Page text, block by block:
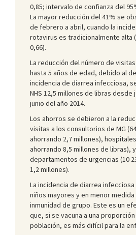
0,85; intervalo de confianza del
La mayor reducción del 41% se
de febrero a abril, cuando la
rotavirus es tradicionalmente alta
0,66).
La reducción del número de visitas
hasta 5 años de edad, debido al
incidencia de diarrea infecciosa,
NHS 12,5 millones de libras desde
junio del año 2014.
Los ahorros se debieron a la
visitas a los consultorios de MG
ahorrando 2,7 millones),
ahorrando 8,5 millones de libras),
departamentos de urgencias (10
1,2 millones).
La incidencia de diarrea
niños mayores y en menor
inmunidad de grupo. Este es un
que, si se vacuna a una
población, es más difícil para la